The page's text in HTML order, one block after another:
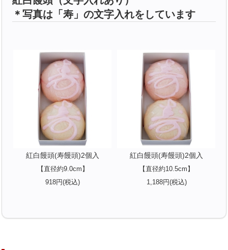
＊写真は「寿」の文字入れをしています
紅白饅頭(寿饅頭)2個入
【直径約9.0cm】
918円(税込)
紅白饅頭(寿饅頭)2個入
【直径約10.5cm】
1,188円(税込)